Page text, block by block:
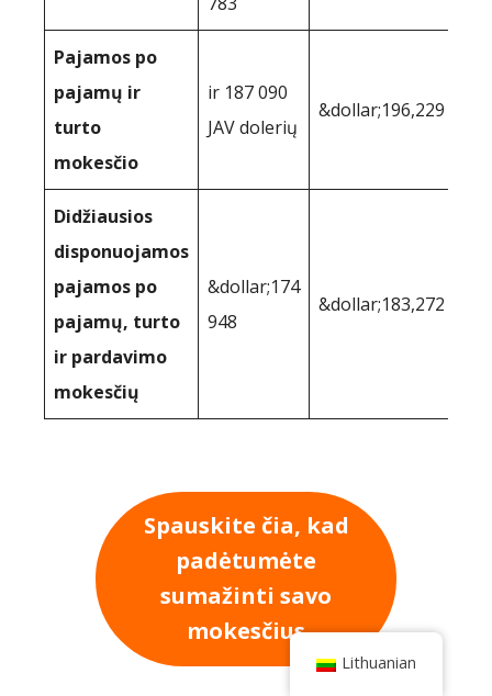
Pajamos po
pajamų ir
turto
mokesčio
ir 187 090
JAV dolerių
&dollar;196,229
Didžiausios
disponuojamos
pajamos po
pajamų, turto
ir pardavimo
mokesčių
&dollar;174
948
&dollar;183,272
Spauskite čia, kad
padėtumėte
sumažinti savo
mokesčius
Lithuanian